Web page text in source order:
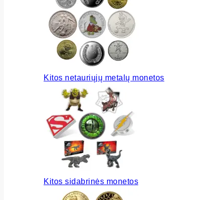
Kitos netauriųjų metalų monetos
Kitos sidabrinės monetos